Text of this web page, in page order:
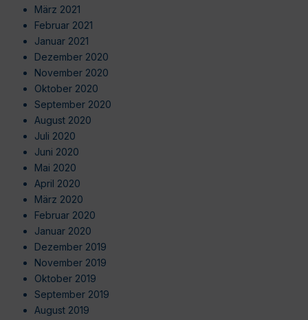
März 2021
Februar 2021
Januar 2021
Dezember 2020
November 2020
Oktober 2020
September 2020
August 2020
Juli 2020
Juni 2020
Mai 2020
April 2020
März 2020
Februar 2020
Januar 2020
Dezember 2019
November 2019
Oktober 2019
September 2019
August 2019